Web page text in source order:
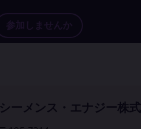
参加しませんか
ーメンス・エナジー株